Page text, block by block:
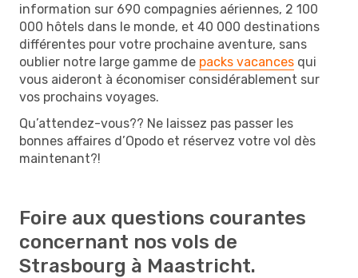
information sur 690 compagnies aériennes, 2 100
000 hôtels dans le monde, et 40 000 destinations
différentes pour votre prochaine aventure, sans
oublier notre large gamme de packs vacances qui
vous aideront à économiser considérablement sur
vos prochains voyages.
Qu’attendez-vous?? Ne laissez pas passer les
bonnes affaires d’Opodo et réservez votre vol dès
maintenant?!
Foire aux questions courantes
concernant nos vols de
Strasbourg à Maastricht.